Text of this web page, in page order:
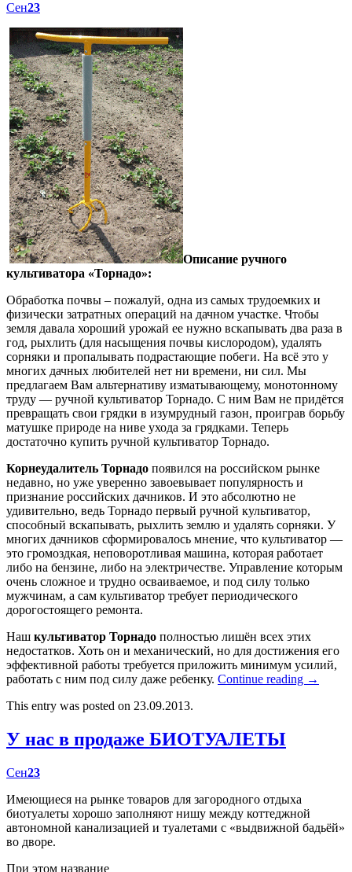
Сен23
Описание ручного
культиватора «Торнадо»:
Обработка почвы – пожалуй, одна из самых трудоемких и
физически затратных операций на дачном участке. Чтобы
земля давала хороший урожай ее нужно вскапывать два раза в
год, рыхлить (для насыщения почвы кислородом), удалять
сорняки и пропалывать подрастающие побеги. На всё это у
многих дачных любителей нет ни времени, ни сил. Мы
предлагаем Вам альтернативу изматывающему, монотонному
труду — ручной культиватор Торнадо. С ним Вам не придётся
превращать свои грядки в изумрудный газон, проиграв борьбу
матушке природе на ниве ухода за грядками. Теперь
достаточно купить ручной культиватор Торнадо.
Корнеудалитель Торнадо появился на российском рынке
недавно, но уже уверенно завоевывает популярность и
признание российских дачников. И это абсолютно не
удивительно, ведь Торнадо первый ручной культиватор,
способный вскапывать, рыхлить землю и удалять сорняки. У
многих дачников сформировалось мнение, что культиватор —
это громоздкая, неповоротливая машина, которая работает
либо на бензине, либо на электричестве. Управление которым
очень сложное и трудно осваиваемое, и под силу только
мужчинам, а сам культиватор требует периодического
дорогостоящего ремонта.
Наш культиватор Торнадо полностью лишён всех этих
недостатков. Хоть он и механический, но для достижения его
эффективной работы требуется приложить минимум усилий,
работать с ним под силу даже ребенку. Continue reading →
This entry was posted on 23.09.2013.
У нас в продаже БИОТУАЛЕТЫ
Сен23
Имеющиеся на рынке товаров для загородного отдыха
биотуалеты хорошо заполняют нишу между коттеджной
автономной канализацией и туалетами с «выдвижной бадьёй»
во дворе.
При этом название